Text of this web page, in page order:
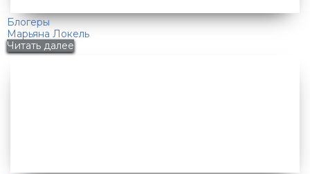
Блогеры
Марьяна Локель
Читать далее